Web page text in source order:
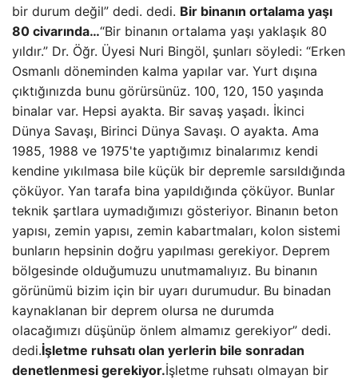
bir durum değil” dedi. dedi. Bir binanın ortalama yaşı
80 civarında…“Bir binanın ortalama yaşı yaklaşık 80
yıldır.” Dr. Öğr. Üyesi Nuri Bingöl, şunları söyledi: “Erken
Osmanlı döneminden kalma yapılar var. Yurt dışına
çıktığınızda bunu görürsünüz. 100, 120, 150 yaşında
binalar var. Hepsi ayakta. Bir savaş yaşadı. İkinci
Dünya Savaşı, Birinci Dünya Savaşı. O ayakta. Ama
1985, 1988 ve 1975'te yaptığımız binalarımız kendi
kendine yıkılmasa bile küçük bir depremle sarsıldığında
çöküyor. Yan tarafa bina yapıldığında çöküyor. Bunlar
teknik şartlara uymadığımızı gösteriyor. Binanın beton
yapısı, zemin yapısı, zemin kabartmaları, kolon sistemi
bunların hepsinin doğru yapılması gerekiyor. Deprem
bölgesinde olduğumuzu unutmamalıyız. Bu binanın
görünümü bizim için bir uyarı durumudur. Bu binadan
kaynaklanan bir deprem olursa ne durumda
olacağımızı düşünüp önlem almamız gerekiyor” dedi.
dedi.İşletme ruhsatı olan yerlerin bile sonradan
denetlenmesi gerekiyor.İşletme ruhsatı olmayan bir